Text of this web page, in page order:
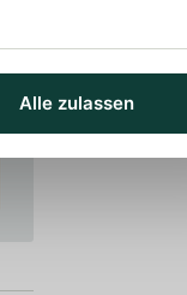
Alle zulassen